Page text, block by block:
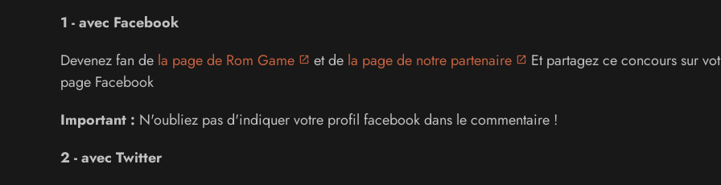
1 - avec Facebook
Devenez fan de la page de Rom Game et de la page de notre partenaire
Et partagez ce concours sur
page Facebook
Important : N'oubliez pas d'indiquer votre profil facebook dans le commentaire !
2 - avec Twitter